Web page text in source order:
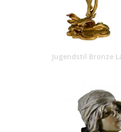
Jugendstil Bronze